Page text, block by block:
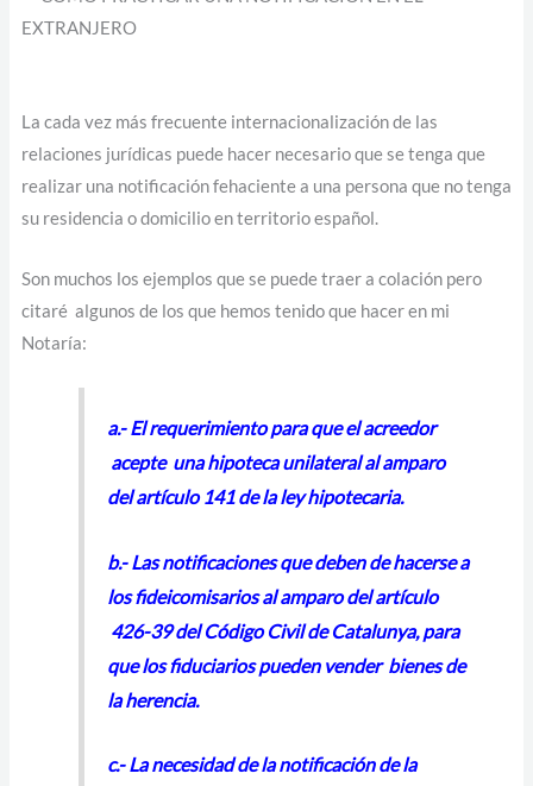
La cada vez más frecuente internacionalización de las
relaciones jurídicas puede hacer necesario que se tenga que
realizar una notificación fehaciente a una persona que no tenga
su residencia o domicilio en territorio español.
Son muchos los ejemplos que se puede traer a colación pero
citaré algunos de los que hemos tenido que hacer en mi
Notaría:
a.- El requerimiento para que el acreedor
acepte una hipoteca unilateral al amparo
del artículo 141 de la ley hipotecaria.
b.- Las notificaciones que deben de hacerse a
los fideicomisarios al amparo del artículo
426-39 del Código Civil de Catalunya, para
que los fiduciarios pueden vender bienes de
la herencia.
c.- La necesidad de la notificación de la